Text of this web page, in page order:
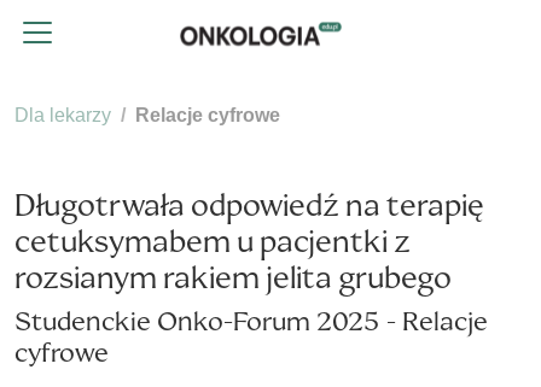
Dla lekarzy Relacje cyfrowe
Długotrwała odpowiedź na terapię
cetuksymabem u pacjentki z
rozsianym rakiem jelita grubego
Studenckie Onko-Forum 2025 - Relacje
cyfrowe